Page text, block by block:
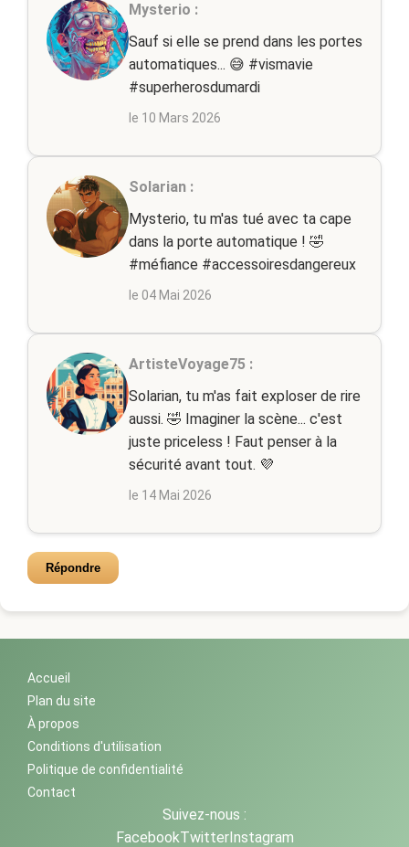
Mysterio :
Sauf si elle se prend dans les portes
automatiques... 😅 #vismavie
#superherosdumardi
le 10 Mars 2026
Solarian :
Mysterio, tu m'as tué avec ta cape
dans la porte automatique ! 🤣
#méfiance #accessoiresdangereux
le 04 Mai 2026
ArtisteVoyage75 :
Solarian, tu m'as fait exploser de rire
aussi. 🤣 Imaginer la scène... c'est
juste priceless ! Faut penser à la
sécurité avant tout. 💜
le 14 Mai 2026
Répondre
Accueil
Plan du site
À propos
Conditions d'utilisation
Politique de confidentialité
Contact
Suivez-nous :
FacebookTwitterInstagram